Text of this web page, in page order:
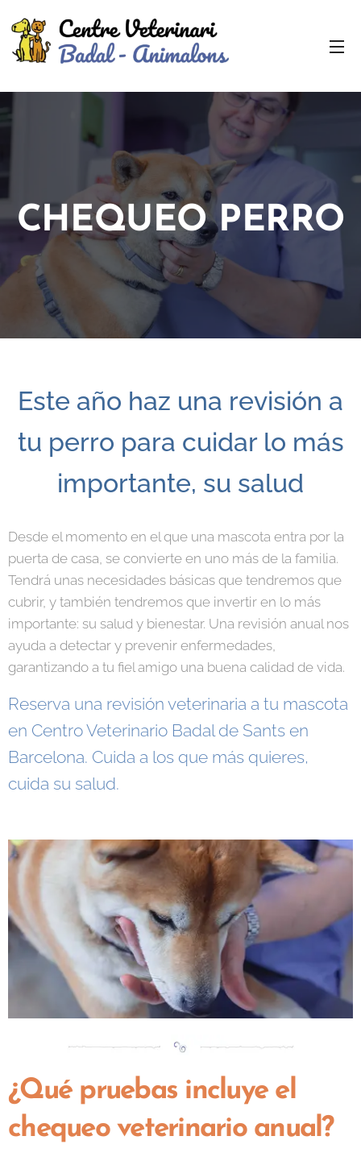
CHEQUEO PERRO
Este año haz una revisión a
tu perro para cuidar lo más
importante, su salud
Desde el momento en el que una mascota entra por la
puerta de casa, se convierte en uno más de la familia.
Tendrá unas necesidades básicas que tendremos que
cubrir, y también tendremos que invertir en lo más
importante: su salud y bienestar. Una revisión anual nos
ayuda a detectar y prevenir enfermedades,
garantizando a tu fiel amigo una buena calidad de vida.
Reserva una revisión veterinaria a tu mascota
en Centro Veterinario Badal de Sants en
Barcelona. Cuida a los que más quieres,
cuida su salud.
¿Qué pruebas incluye el
chequeo veterinario anual?